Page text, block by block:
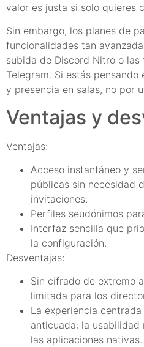
valor es justa si solo quieres
Sin embargo, los planes de
funcionalidades tan
subida de Discord Nitro o
Telegram. Si estás
y presencia en salas, no por
Ventajas y
Ventajas:
Acceso instantáneo y
públicas sin necesidad
invitaciones.
Perfiles seudónimos
Interfaz sencilla que
la configuración.
Desventajas:
Sin cifrado de extremo
limitada para los
La experiencia
anticuada: la
las aplicaciones nativas.